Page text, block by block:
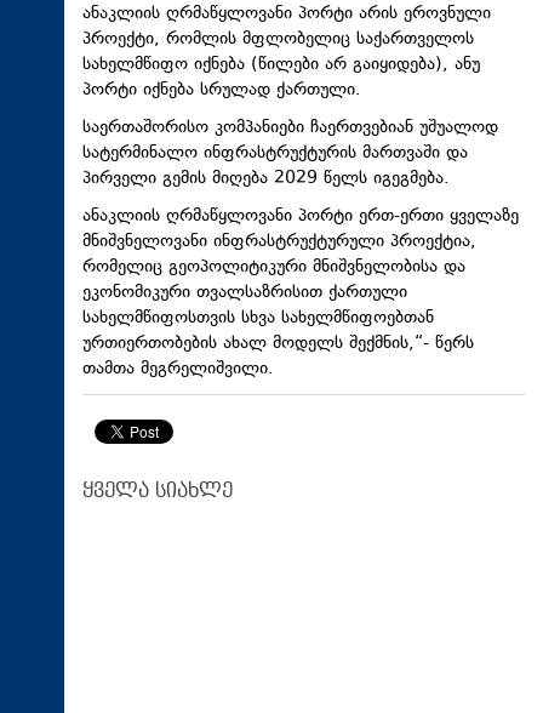
ანაკლიის ღრმაწყლოვანი პორტი არის ეროვნული
პროექტი, რომლის მფლობელიც საქართველოს
სახელმწიფო იქნება (წილები არ გაიყიდება), ანუ
პორტი იქნება სრულად ქართული.
საერთაშორისო კომპანიები ჩაერთვებიან უშუალოდ
სატერმინალო ინფრასტრუქტურის მართვაში და
პირველი გემის მიღება 2029 წელს იგეგმება.
ანაკლიის ღრმაწყლოვანი პორტი ერთ-ერთი ყველაზე
მნიშვნელოვანი ინფრასტრუქტურული პროექტია,
რომელიც გეოპოლიტიკური მნიშვნელობისა და
ეკონომიკური თვალსაზრისით ქართული
სახელმწიფოსთვის სხვა სახელმწიფოებთან
ურთიერთობების ახალ მოდელს შექმნის,“- წერს
თამთა მეგრელიშვილი.
ყველა სიახლე